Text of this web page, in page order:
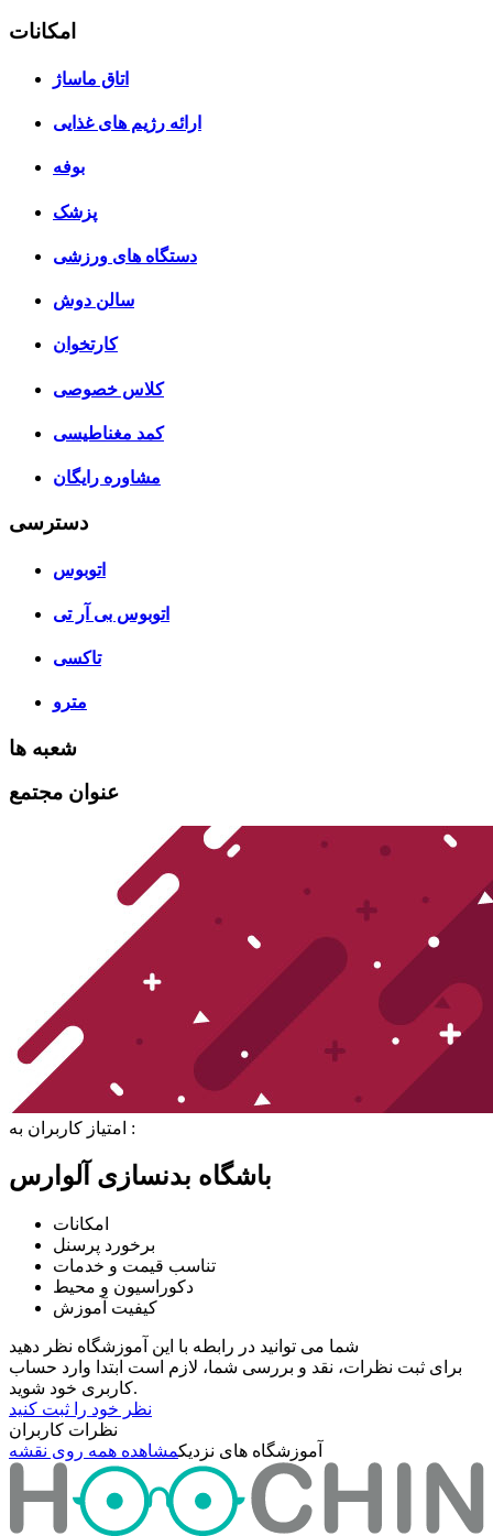
امکانات
اتاق ماساژ
ارائه رژیم های غذایی
بوفه
پزشک
دستگاه های ورزشی
سالن دوش
کارتخوان
کلاس خصوصی
کمد مغناطیسی
مشاوره رایگان
دسترسی
اتوبوس
اتوبوس بی آر تی
تاکسی
مترو
شعبه ها
عنوان مجتمع
امتیاز کاربران به :
باشگاه بدنسازی آلوارس
امکانات
برخورد پرسنل
تناسب قیمت و خدمات
دکوراسیون و محیط
کیفیت آموزش
شما می توانید در رابطه با این آموزشگاه نظر دهید
برای ثبت نظرات، نقد و بررسی شما، لازم است ابتدا وارد حساب
کاربری خود شوید.
نظر خود را ثبت کنید
نظرات کاربران
آموزشگاه های نزدیکمشاهده همه روی نقشه